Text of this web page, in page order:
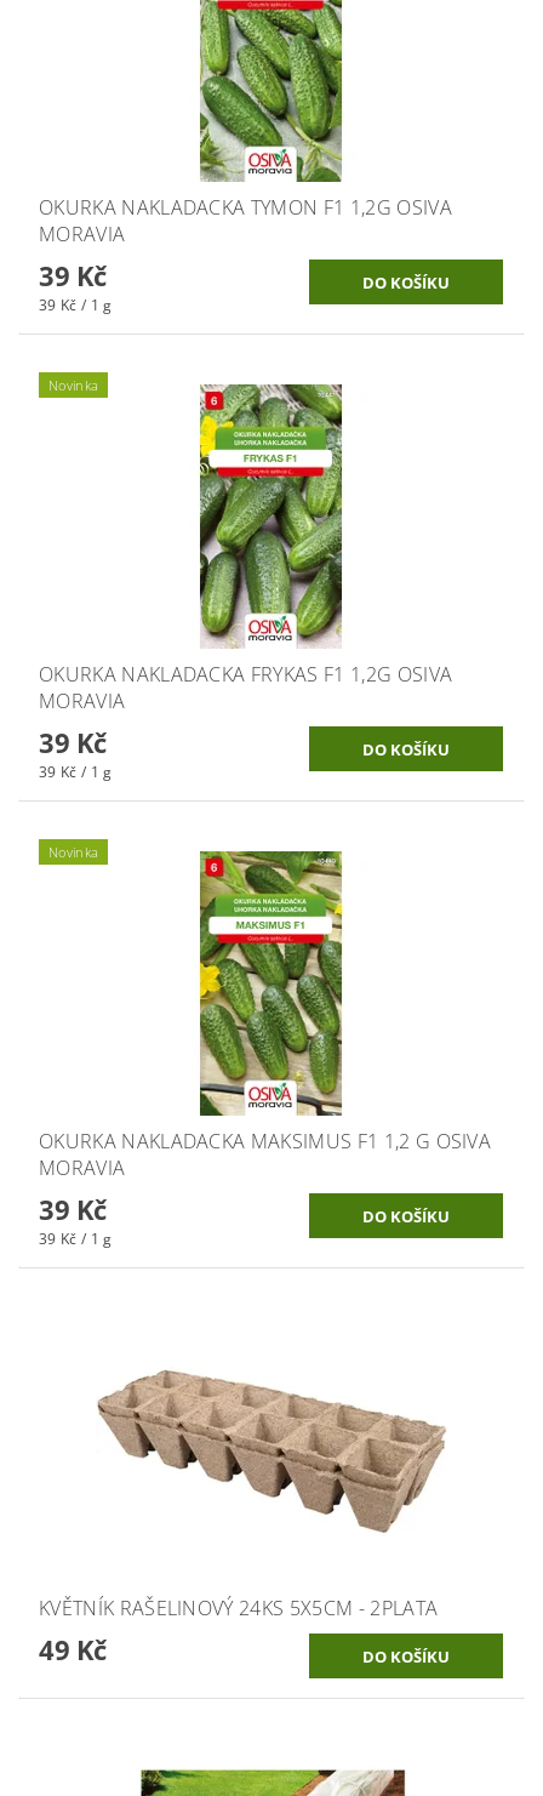
OKURKA NAKLADACKA TYMON F1 1,2G OSIVA
MORAVIA
39 Kč
39 Kč / 1 g
Novinka
OKURKA NAKLADACKA FRYKAS F1 1,2G OSIVA
MORAVIA
39 Kč
39 Kč / 1 g
Novinka
OKURKA NAKLADACKA MAKSIMUS F1 1,2 G OSIVA
MORAVIA
39 Kč
39 Kč / 1 g
KVĚTNÍK RAŠELINOVÝ 24KS 5X5CM - 2PLATA
49 Kč